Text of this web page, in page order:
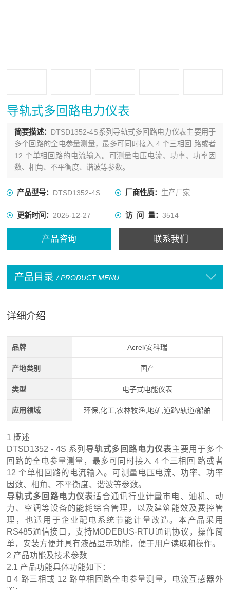
导轨式多回路电力仪表
简要描述： DTSD1352-4S系列导轨式多回路电力仪表主要用于
多个回路的全电参量测量，最多可同时接入 4 个三相回 路或者
12 个单相回路的电流输入。可测量电压电流、功率、功率因
数、相角、不平衡度、谐波等参数。
产品型号： DTSD1352-4S 厂商性质： 生产厂家
更新时间：2025-12-27 访 问 量： 3514
产品咨询 联系我们
产品目录 / PRODUCT MENU
详细介绍
品牌 Acrel/安科瑞
产地类别 国产
类型 电子式电能仪表
应用领域 环保,化工,农林牧渔,地矿,道路/轨道/船舶
1 概述
DTSD1352 - 4S 系列 导轨式多回路电力仪表主要用于多个
回路的全电参量测量，最多可同时接入 4 个三相回 路或者
12 个单相回路的电流输入。可测量电压电流、功率、功率
因数、相角、不平衡度、谐波等参数。
导轨式多回路电力仪表适合通讯行业计量市电、油机、动
力、空调等设备的能耗综合管理，以及建筑能效及费控管
理，也适用于企业配电系统节能计量改造。本产品采用
RS485通信接口，支持MODEBUS-RTU通讯协议，操作简
单，安装方便并具有液晶显示功能，便于用户读取和操作。
2 产品功能及技术参数
2.1 产品功能具体功能如下：
 4 路三相或 12 路单相回路全电参量测量，电流互感器外